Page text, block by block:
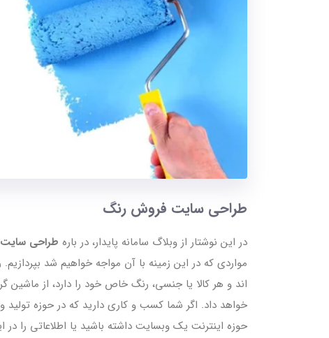
طراحی سایت فروش رنگ
در این نوشتار از وبلاگ سامانه پایدار، در باره طراحی
مواردی که در این زمینه با آن مواجه خواهیم شد
اند و هر کالا یا جنسی، رنگ خاص خود را دارد، از ماشین
خواهد داد. اگر شما کسب و کاری دارید که در حوزه
حوزه اینترنت یک وبسایت داشته باشید یا اطلاعاتی را